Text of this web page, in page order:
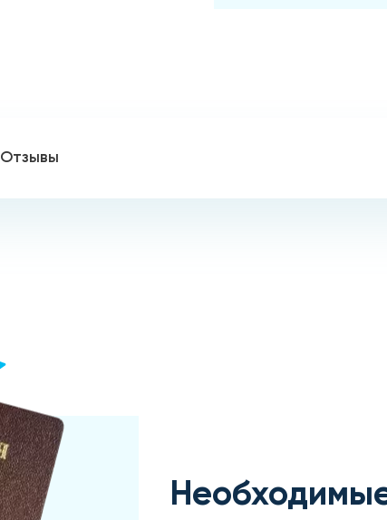
Отзывы